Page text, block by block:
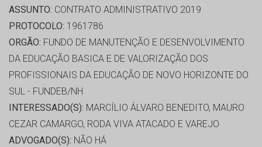
ASSUNTO: CONTRATO ADMINISTRATIVO 2019
PROTOCOLO: 1961786
ORGÃO: FUNDO DE MANUTENÇÃO E DESENVOLVIMENTO
DA EDUCAÇÃO BASICA E DE VALORIZAÇÃO DOS
PROFISSIONAIS DA EDUCAÇÃO DE NOVO HORIZONTE DO
SUL - FUNDEB/NH
INTERESSADO(S): MARCÍLIO ÁLVARO BENEDITO, MAURO
CEZAR CAMARGO, RODA VIVA ATACADO E VAREJO
ADVOGADO(S): NÃO HÁ